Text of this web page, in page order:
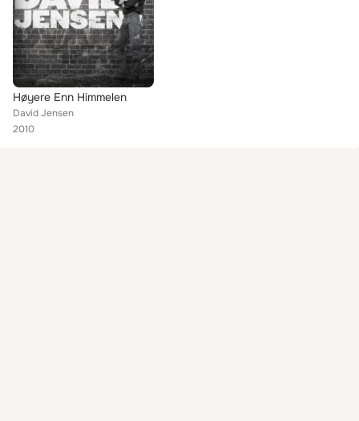
Høyere Enn Himmelen
David Jensen
2010